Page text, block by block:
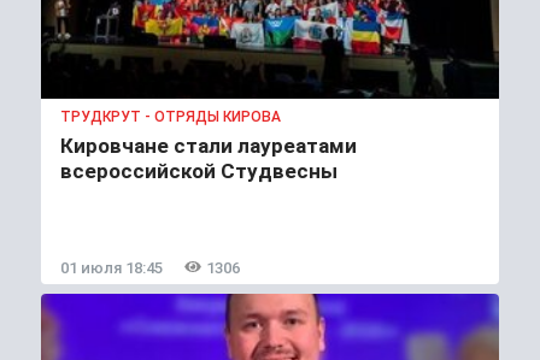
ТРУДКРУТ - ОТРЯДЫ КИРОВА
Кировчане стали лауреатами
всероссийской Студвесны
01 июля 18:45 1306